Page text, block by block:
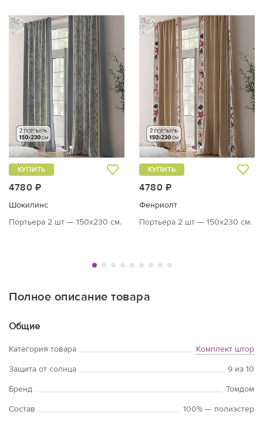
4780 ₽
КУПИТЬ
Шокилинс
Портьера 2 шт — 150х230 см.
4780 ₽
КУПИТЬ
Фенриолт
Портьера 2 шт — 150х230 см.
Полное описание товара
Общие
Категория товара
Комплект штор
Защита от солнца
9 из 10
Бренд
Томдом
Состав
100% — полиэстер